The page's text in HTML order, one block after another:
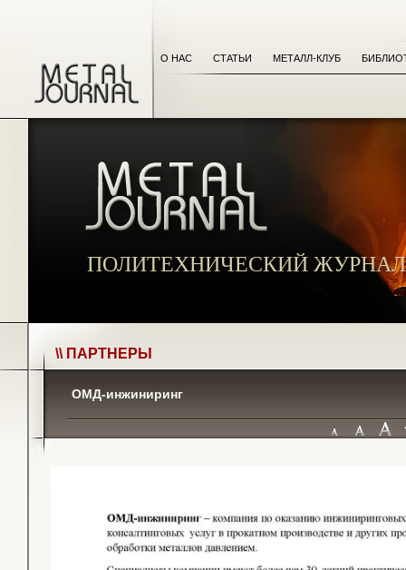
О НАС СТАТЬИ МЕТАЛЛ-КЛУБ
ПОЛИТЕХНИЧЕСКИЙ ЖУРНАЛ
\\ ПАРТНЕРЫ
ОМД-инжиниринг